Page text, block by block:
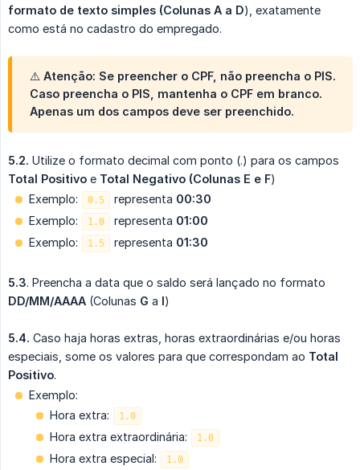
formato de texto simples (Colunas A a D), exatamente
como está no cadastro do empregado.
⚠️ Atenção: Se preencher o CPF, não preencha o PIS.
Caso preencha o PIS, mantenha o CPF em branco.
Apenas um dos campos deve ser preenchido.
5.2. Utilize o formato decimal com ponto (.) para os campos
Total Positivo e Total Negativo (Colunas E e F)
Exemplo:
0.5 representa 00:30
Exemplo:
1.0 representa 01:00
Exemplo:
1.5 representa 01:30
5.3. Preencha a data que o saldo será lançado no formato
DD/MM/AAAA (Colunas G a I)
5.4. Caso haja horas extras, horas extraordinárias e/ou horas
especiais, some os valores para que correspondam ao Total
Positivo.
Exemplo:
Hora extra:
1.0
Hora extra extraordinária: 1.0
Hora extra especial: 1.0